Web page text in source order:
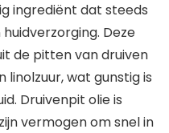
ingrediënt dat steeds
Deze
de pitten van druiven
linolzuur, wat gunstig is
Druivenpit olie is
vermogen om snel in